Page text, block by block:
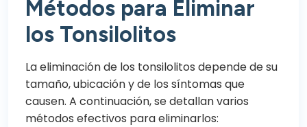
Métodos para Eliminar
los Tonsilolitos
La eliminación de los tonsilolitos depende de su
tamaño, ubicación y de los síntomas que
causen. A continuación, se detallan varios
métodos efectivos para eliminarlos: